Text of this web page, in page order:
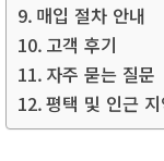
매입 절차 안내
고객 후기
자주 묻는 질문
평택 및 인근